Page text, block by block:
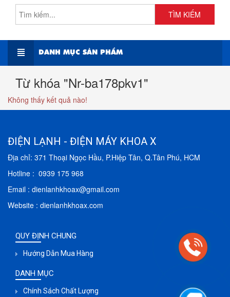
TÌM KIẾM
DANH MỤC SẢN PHẨM
Từ khóa "Nr-ba178pkv1"
Không thấy kết quả nào!
ĐIỆN LẠNH - ĐIỆN MÁY KHOA X
Địa chỉ: 371 Thoại Ngọc Hầu, P.Hiệp Tân, Q.Tân Phú, HCM
Hotline : 0939 175 968
Email : dienlanhkhoax@gmail.com
Website : dienlanhkhoax.com
QUY ĐỊNH CHUNG
Hướng Dẫn Mua Hàng
DANH MỤC
Chính Sách Chất Lượng